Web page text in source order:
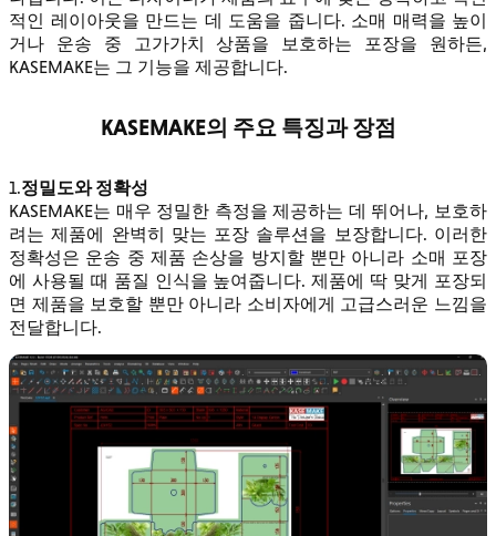
적인 레이아웃을 만드는 데 도움을 줍니다. 소매 매력을 높이
거나 운송 중 고가가치 상품을 보호하는 포장을 원하든,
KASEMAKE는 그 기능을 제공합니다.
KASEMAKE의 주요 특징과 장점
1.정밀도와 정확성
KASEMAKE는 매우 정밀한 측정을 제공하는 데 뛰어나, 보호하
려는 제품에 완벽히 맞는 포장 솔루션을 보장합니다. 이러한
정확성은 운송 중 제품 손상을 방지할 뿐만 아니라 소매 포장
에 사용될 때 품질 인식을 높여줍니다. 제품에 딱 맞게 포장되
면 제품을 보호할 뿐만 아니라 소비자에게 고급스러운 느낌을
전달합니다.